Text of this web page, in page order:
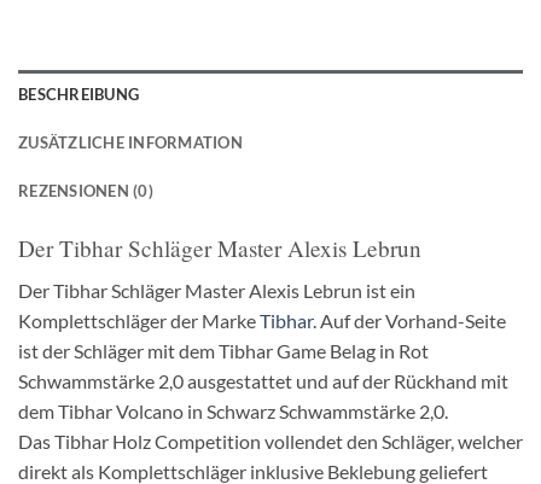
BESCHREIBUNG
ZUSÄTZLICHE INFORMATION
REZENSIONEN (0)
Der Tibhar Schläger Master Alexis Lebrun
Der Tibhar Schläger Master Alexis Lebrun ist ein
Komplettschläger der MarkeTibhar. Auf der Vorhand-Seite
ist der Schläger mit dem Tibhar Game Belag in Rot
Schwammstärke 2,0 ausgestattet und auf der Rückhand mit
dem Tibhar Volcano in Schwarz Schwammstärke 2,0.
Das Tibhar Holz Competition vollendet den Schläger, welcher
direkt als Komplettschläger inklusive Beklebung geliefert